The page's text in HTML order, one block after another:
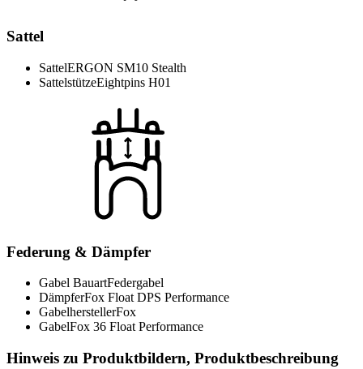
Sattel
SattelERGON SM10 Stealth
SattelstützeEightpins H01
Federung & Dämpfer
Gabel BauartFedergabel
DämpferFox Float DPS Performance
GabelherstellerFox
GabelFox 36 Float Performance
Hinweis zu Produktbildern, Produktbeschreibung